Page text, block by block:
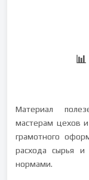
Материал
мастерам цехов
грамотного
расхода сырья и
нормами.